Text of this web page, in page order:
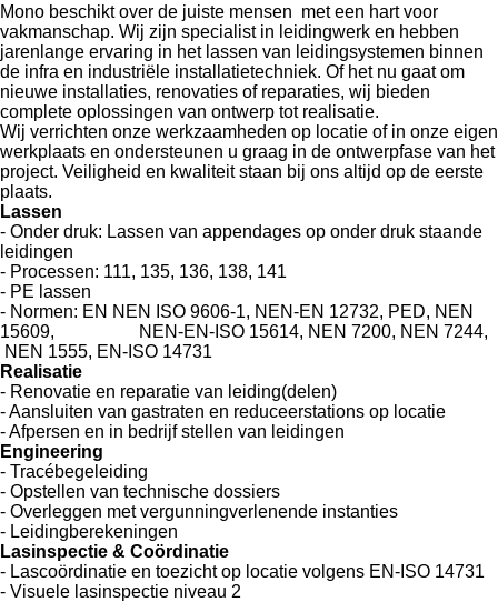
Mono beschikt over de juiste mensen met een hart voor
vakmanschap. Wij zijn specialist in leidingwerk en hebben
jarenlange ervaring in het lassen van leidingsystemen binnen
de infra en industriële installatietechniek. Of het nu gaat om
nieuwe installaties, renovaties of reparaties, wij bieden
complete oplossingen van ontwerp tot realisatie.
Wij verrichten onze werkzaamheden op locatie of in onze eigen
werkplaats en ondersteunen u graag in de ontwerpfase van het
project. Veiligheid en kwaliteit staan bij ons altijd op de eerste
plaats.
Lassen
- Onder druk: Lassen van appendages op onder druk staande
leidingen
- Processen: 111, 135, 136, 138, 141
- PE lassen
- Normen: EN NEN ISO 9606-1, NEN-EN 12732, PED, NEN
15609, NEN-EN-ISO 15614, NEN 7200, NEN 7244,
NEN 1555, EN-ISO 14731
Realisatie
- Renovatie en reparatie van leiding(delen)
- Aansluiten van gastraten en reduceerstations op locatie
- Afpersen en in bedrijf stellen van leidingen
Engineering
- Tracébegeleiding
- Opstellen van technische dossiers
- Overleggen met vergunningverlenende instanties
- Leidingberekeningen
Lasinspectie & Coördinatie
- Lascoördinatie en toezicht op locatie volgens EN-ISO 14731
- Visuele lasinspectie niveau 2